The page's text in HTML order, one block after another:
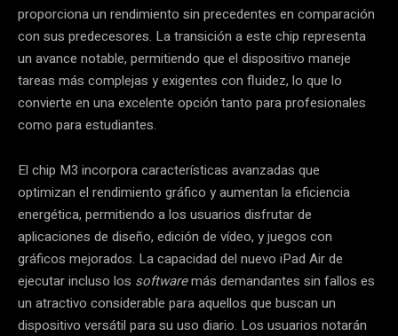
proporciona un rendimiento sin precedentes en comparación
con sus predecesores. La transición a este chip representa
un avance notable, permitiendo que el dispositivo maneje
tareas más complejas y exigentes con fluidez, lo que lo
convierte en una excelente opción tanto para profesionales
como para estudiantes.
El chip M3 incorpora características avanzadas que
optimizan el rendimiento gráfico y aumentan la eficiencia
energética, permitiendo a los usuarios disfrutar de
aplicaciones de diseño, edición de vídeo, y juegos con
gráficos mejorados. La capacidad del nuevo iPad Air de
ejecutar incluso los softwaremás demandantes sin fallos es
un atractivo considerable para aquellos que buscan un
dispositivo versátil para su uso diario. Los usuarios notarán